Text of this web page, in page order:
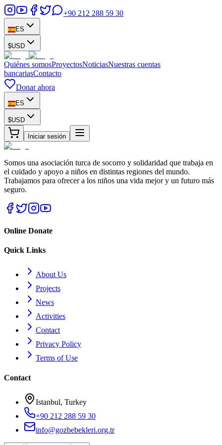
+90 212 288 59 30
ES
$USD
Quiénes somosProyectosNoticiasNuestras cuentas
bancariasContacto
Donar ahora
ES
$USD
Iniciar sesión
Somos una asociación turca de socorro y solidaridad que trabaja en
el cuidado y apoyo a niños en distintas regiones del mundo.
Trabajamos para ofrecer a los niños una vida mejor y un futuro más
seguro.
Online Donate
Quick Links
About Us
Projects
News
Activities
Contact
Privacy Policy
Terms of Use
Contact
Istanbul, Turkey
+90 212 288 59 30
info@gozbebekleri.org.tr